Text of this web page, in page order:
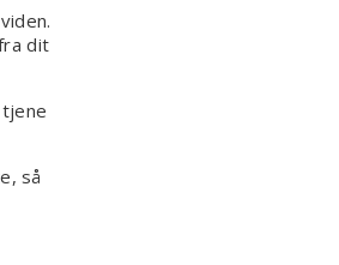
dit
så